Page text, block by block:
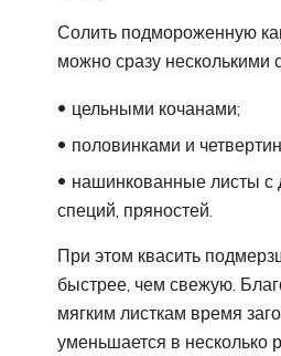
Солить подмороженную
можно сразу несколькими
цельными кочанами;
половинками и
нашинкованные листы с
специй, пряностей.
При этом квасить
быстрее, чем свежую.
мягким листкам время
уменьшается в несколько